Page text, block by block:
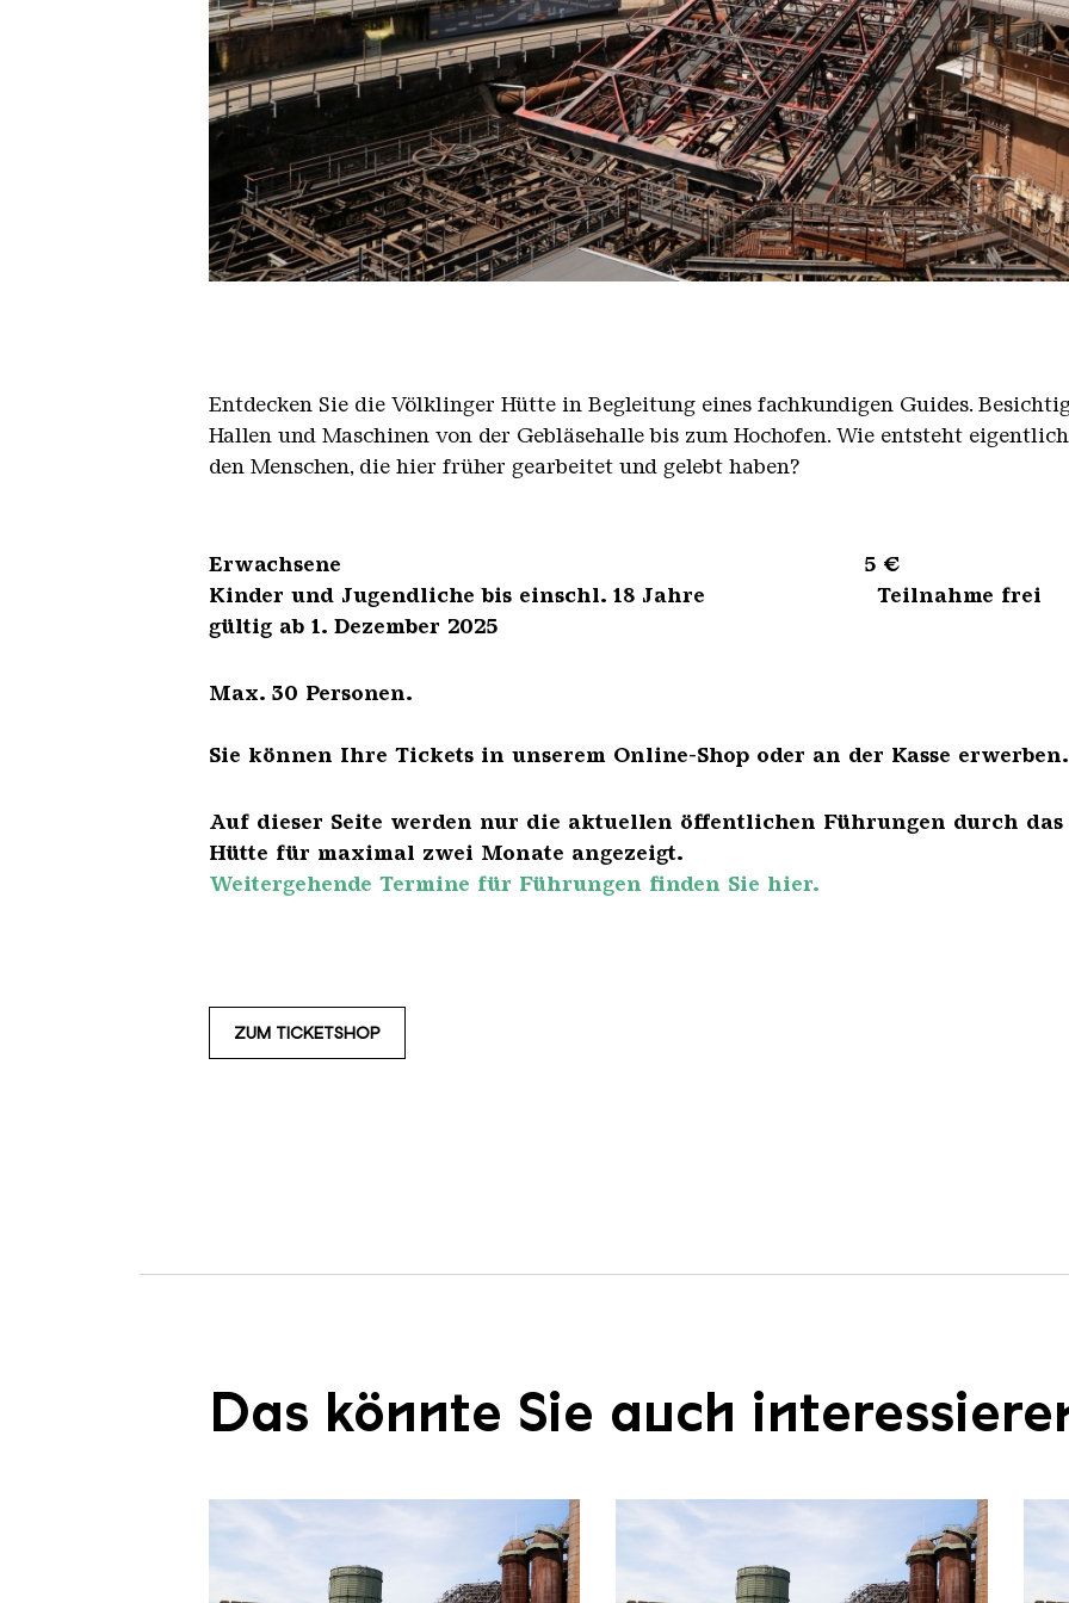
Der Erzschrägaufzug der Völklinger Hütte mit dem Gasometer im Hintergrund
Copyright: Weltkulturerbe Völklinger Hütte | Karl Heinrich Veith
Entdecken Sie die Völklinger Hütte in Begleitung eines fachkundigen Guides.
Hallen und Maschinen von der Gebläsehalle bis zum Hochofen. Wie entsteht
den Menschen, die hier früher gearbeitet und gelebt haben?
Erwachsene 5 €
Kinder und Jugendliche bis einschl. 18 Jahre Teilnahme frei
gültig ab 1. Dezember 2025
Max. 30 Personen.
Sie können Ihre Tickets in unserem Online-Shop oder an der Kasse erwerben.
Auf dieser Seite werden nur die aktuellen öffentlichen Führungen durch
Hütte für maximal zwei Monate angezeigt.
Weitergehende Termine für Führungen finden Sie hier.
ZUM TICKETSHOP
Das könnte Sie auch